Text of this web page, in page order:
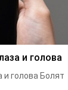
и голова
и голова Болят